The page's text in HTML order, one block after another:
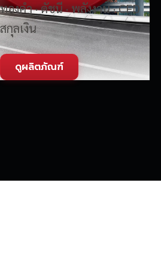
ทองคำ · ดัชนี · พลังงาน · CFD
สกุลเงิน
ดูผลิตภัณฑ์